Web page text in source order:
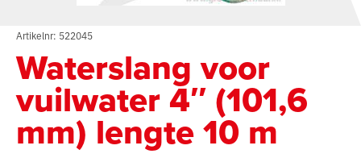
Artikelnr: 522045
Waterslang voor
vuilwater 4″ (101,6
mm) lengte 10 m